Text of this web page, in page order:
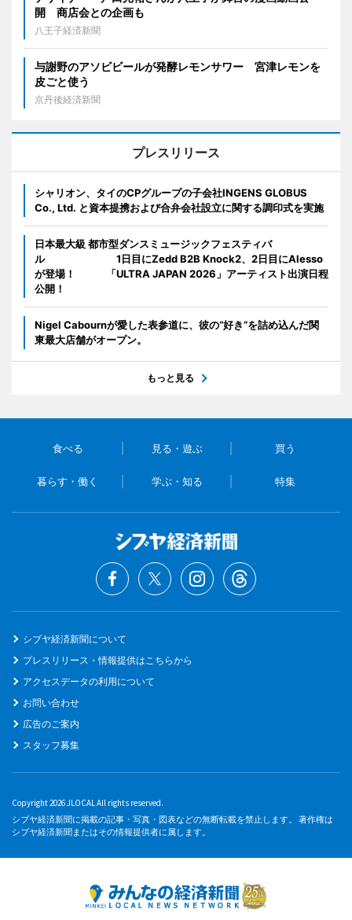
開 商店会との企画も
八王子経済新聞
与謝野のアソビビールが発酵レモンサワー 宮津レモンを
皮ごと使う
京丹後経済新聞
プレスリリース
シャリオン、タイのCPグループの子会社INGENS GLOBUS
Co., Ltd. と資本提携および合弁会社設立に関する調印式を実施
日本最大級 都市型ダンスミュージックフェスティバ
ル 1日目にZedd B2B Knock2、2日目にAlesso
が登場！ 「ULTRA JAPAN 2026」アーティスト出演日程
公開！
Nigel Cabournが愛した表参道に、彼の“好き”を詰め込んだ関
東最大店舗がオープン。
もっと見る
食べる 見る・遊ぶ 買う
暮らす・働く 学ぶ・知る 特集
シブヤ経済新聞について
プレスリリース・情報提供はこちらから
アクセスデータの利用について
お問い合わせ
広告のご案内
スタッフ募集
Copyright 2026 JLOCAL All rights reserved.
シブヤ経済新聞に掲載の記事・写真・図表などの無断転載を禁止します。 著作権は
シブヤ経済新聞またはその情報提供者に属します。